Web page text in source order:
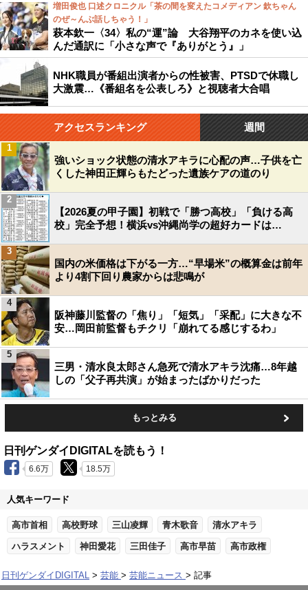
増田俊也 口述クロニクル「茶の間を変えたコメディアン 欽ちゃん
のぜ～んぶ話しちゃう！」
萩本欽一〈34〉私の“運”論 大谷翔平のカネを使い込
んだ通訳に「小さな声で『ありがとう』」
NHK職員が番組出演者からの性被害、PTSDで休職し
大激震…《番組名を公表しろ》と視聴者大合唱
アクセスランキング 週間
強いショック状態の清水アキラに心配の声…子供を亡
くした神田正輝らもたどった遺族ケアの道のり
1
【2026夏の甲子園】初戦で「勝つ高校」「負ける高
校」完全予想！横浜vs沖縄尚学の超好カードは…
2
国内の米価格は下がる一方…“早場米”の概算金は前年
より4割下回り農家からは悲鳴が
3
阪神藤川監督の「焦り」「短気」「采配」に大きな不
安…岡田前監督もチクリ「崩れてる感じするわ」
4
三男・清水良太郎さん急死で清水アキラ沈痛…8年越
しの「父子再共演」が始まったばかりだった
5
もっとみる
日刊ゲンダイDIGITALを読もう！
6.6万 18.5万
人気キーワード
高市首相 高校野球 三山凌輝 青木歌音 清水アキラ
ハラスメント 神田愛花 三田佳子 高市早苗 高市政権
日刊ゲンダイDIGITAL 芸能 芸能ニュース 記事